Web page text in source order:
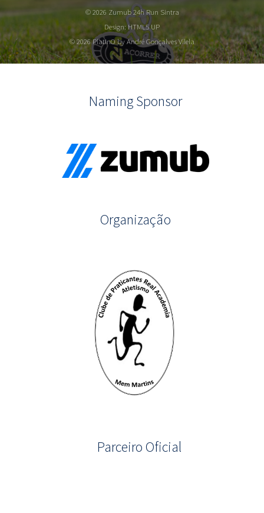
© 2026 Zumub 24h Run Sintra
Design:HTML5 UP
© 2026 PlatInO by André Gonçalves Vilela
Naming Sponsor
Organização
Parceiro Oficial